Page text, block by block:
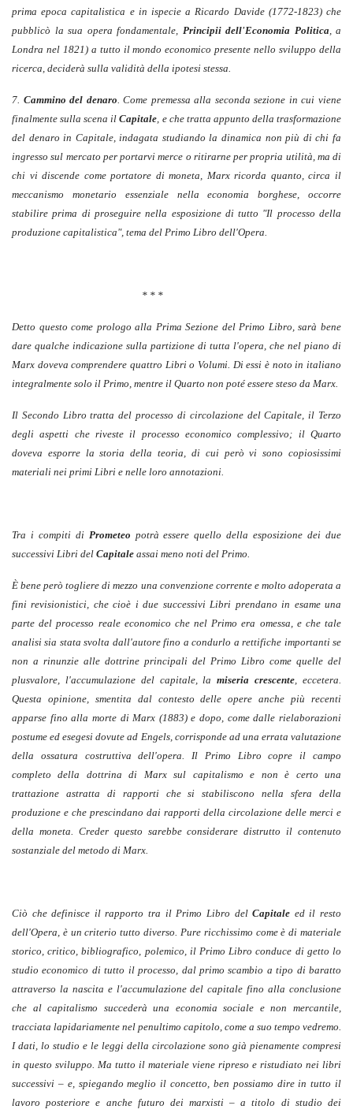
prima epoca capitalistica e in ispecie a Ricardo Davide (1772-1823) che
pubblicò la sua opera fondamentale, Principii dell'Economia Politica, a
Londra nel 1821) a tutto il mondo economico presente nello sviluppo della
ricerca, deciderà sulla validità della ipotesi stessa.
7. Cammino del denaro. Come premessa alla seconda sezione in cui viene
finalmente sulla scena ilCapitale, e che tratta appunto della trasformazione
del denaro in Capitale, indagata studiando la dinamica non più di chi fa
ingresso sul mercato per portarvi merce o ritirarne per propria utilità, ma di
chi vi discende come portatore di moneta, Marx ricorda quanto, circa il
meccanismo monetario essenziale nella economia borghese, occorre
stabilire prima di proseguire nella esposizione di tutto "Il processo della
produzione capitalistica", tema del Primo Libro dell'Opera.
* * *
Detto questo come prologo alla Prima Sezione del Primo Libro, sarà bene
dare qualche indicazione sulla partizione di tutta l'opera, che nel piano di
Marx doveva comprendere quattro Libri o Volumi. Di essi è noto in italiano
integralmente solo il Primo, mentre il Quarto non poté essere steso da Marx.
Il Secondo Libro tratta del processo di circolazione del Capitale, il Terzo
degli aspetti che riveste il processo economico complessivo; il Quarto
doveva esporre la storia della teoria, di cui però vi sono copiosissimi
materiali nei primi Libri e nelle loro annotazioni.
Tra i compiti di Prometeo potrà essere quello della esposizione dei due
successivi Libri del Capitale assai meno noti del Primo.
È bene però togliere di mezzo una convenzione corrente e molto adoperata a
fini revisionistici, che cioè i due successivi Libri prendano in esame una
parte del processo reale economico che nel Primo era omessa, e che tale
analisi sia stata svolta dall'autore fino a condurlo a rettifiche importanti se
non a rinunzie alle dottrine principali del Primo Libro come quelle del
plusvalore, l'accumulazione del capitale, lamiseria crescente, eccetera.
Questa opinione, smentita dal contesto delle opere anche più recenti
apparse fino alla morte di Marx (1883) e dopo, come dalle rielaborazioni
postume ed esegesi dovute ad Engels, corrisponde ad una errata valutazione
della ossatura costruttiva dell'opera. Il Primo Libro copre il campo
completo della dottrina di Marx sul capitalismo e non è certo una
trattazione astratta di rapporti che si stabiliscono nella sfera della
produzione e che prescindano dai rapporti della circolazione delle merci e
della moneta. Creder questo sarebbe considerare distrutto il contenuto
sostanziale del metodo di Marx.
Ciò che definisce il rapporto tra il Primo Libro delCapitale ed il resto
dell'Opera, è un criterio tutto diverso. Pure ricchissimo come è di materiale
storico, critico, bibliografico, polemico, il Primo Libro conduce di getto lo
studio economico di tutto il processo, dal primo scambio a tipo di baratto
attraverso la nascita e l'accumulazione del capitale fino alla conclusione
che al capitalismo succederà una economia sociale e non mercantile,
tracciata lapidariamente nel penultimo capitolo, come a suo tempo vedremo.
I dati, lo studio e le leggi della circolazione sono già pienamente compresi
in questo sviluppo. Ma tutto il materiale viene ripreso e ristudiato nei libri
successivi – e, spiegando meglio il concetto, ben possiamo dire in tutto il
lavoro posteriore e anche futuro dei marxisti – a titolo di studio dei